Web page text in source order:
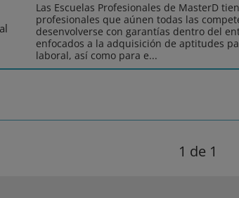
Las Escuelas Profesionales de MasterD
profesionales que aúnen todas las
desenvolverse con garantías dentro del
enfocados a la adquisición de aptitudes
laboral, así como para e...
1 de 1